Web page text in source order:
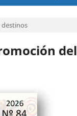
destinos
del